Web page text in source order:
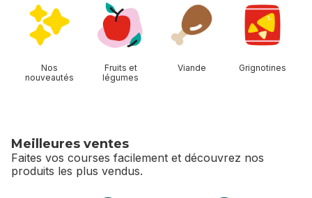
Nos
nouveautés
Fruits et
légumes
Viande Grignotines
Meilleures ventes
Faites vos courses facilement et découvrez nos
produits les plus vendus.